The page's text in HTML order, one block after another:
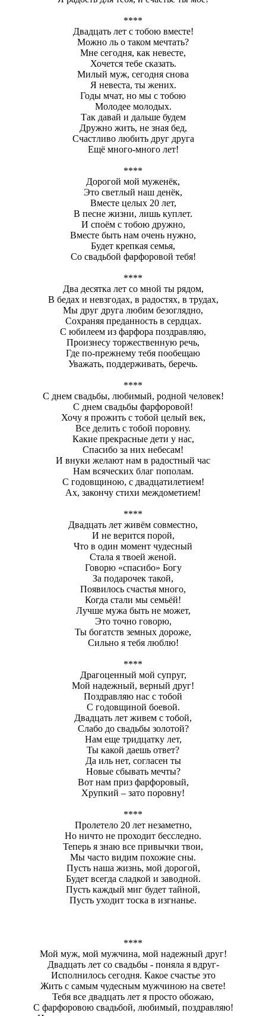
****
Двадцать лет с тобою вместе!
Можно ль о таком мечтать?
Мне сегодня, как невесте,
Хочется тебе сказать.
Милый муж, сегодня снова
Я невеста, ты жених.
Годы мчат, но мы с тобою
Молодее молодых.
Так давай и дальше будем
Дружно жить, не зная бед,
Счастливо любить друг друга
Ещё много-много лет!
****
Дорогой мой муженёк,
Это светлый наш денёк,
Вместе целых 20 лет,
В песне жизни, лишь куплет.
И споём с тобою дружно,
Вместе быть нам очень нужно,
Будет крепкая семья,
Со свадьбой фарфоровой тебя!
****
Два десятка лет со мной ты рядом,
В бедах и невзгодах, в радостях, в трудах,
Мы друг друга любим безоглядно,
Сохраняя преданность в сердцах.
С юбилеем из фарфора поздравляю,
Произнесу торжественную речь,
Где по-прежнему тебя пообещаю
Уважать, поддерживать, беречь.
****
С днем свадьбы, любимый, родной человек!
С днем свадьбы фарфоровой!
Хочу я прожить с тобой целый век,
Все делить с тобой поровну.
Какие прекрасные дети у нас,
Спасибо за них небесам!
И внуки желают нам в радостный час
Нам всяческих благ пополам.
С годовщиною, с двадцатилетием!
Ах, закончу стихи междометием!
****
Двадцать лет живём совместно,
И не верится порой,
Что в один момент чудесный
Стала я твоей женой.
Говорю «спасибо» Богу
За подарочек такой,
Появилось счастья много,
Когда стали мы семьёй!
Лучше мужа быть не может,
Это точно говорю,
Ты богатств земных дороже,
Сильно я тебя люблю!
****
Драгоценный мой супруг,
Мой надежный, верный друг!
Поздравляю нас с тобой
С годовщиной боевой.
Двадцать лет живем с тобой,
Слабо до свадьбы золотой?
Нам еще тридцатку лет,
Ты какой даешь ответ?
Да иль нет, согласен ты
Новые сбывать мечты?
Вот нам приз фарфоровый,
Хрупкий – зато поровну!
****
Пролетело 20 лет незаметно,
Но ничто не проходит бесследно.
Теперь я знаю все привычки твои,
Мы часто видим похожие сны.
Пусть наша жизнь, мой дорогой,
Будет всегда сладкой и заводной.
Пусть каждый миг будет тайной,
Пусть уходит тоска в изгнанье.
****
Мой муж, мой мужчина, мой надежный друг!
Двадцать лет со свадьбы - поняла я вдруг-
Исполнилось сегодня. Какое счастье это
Жить с самым чудесным мужчиною на свете!
Тебя все двадцать лет я просто обожаю,
С фарфоровою свадьбой, любимый, поздравляю!